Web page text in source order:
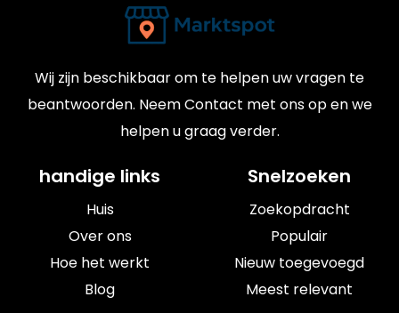
Wij zijn beschikbaar om te helpen uw vragen te
beantwoorden. Neem Contact met ons op en we
helpen u graag verder.
handige links
Huis
Over ons
Hoe het werkt
Blog
Snelzoeken
Zoekopdracht
Populair
Nieuw toegevoegd
Meest relevant